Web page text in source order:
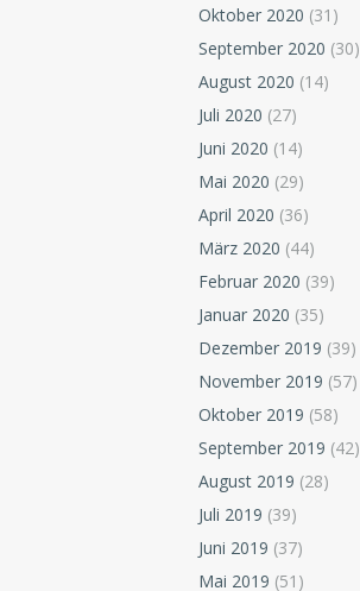
Oktober 2020 (31)
September 2020 (30)
August 2020 (14)
Juli 2020 (27)
Juni 2020 (14)
Mai 2020 (29)
April 2020 (36)
März 2020 (44)
Februar 2020 (39)
Januar 2020 (35)
Dezember 2019 (39)
November 2019 (57)
Oktober 2019 (58)
September 2019 (42)
August 2019 (28)
Juli 2019 (39)
Juni 2019 (37)
Mai 2019 (51)